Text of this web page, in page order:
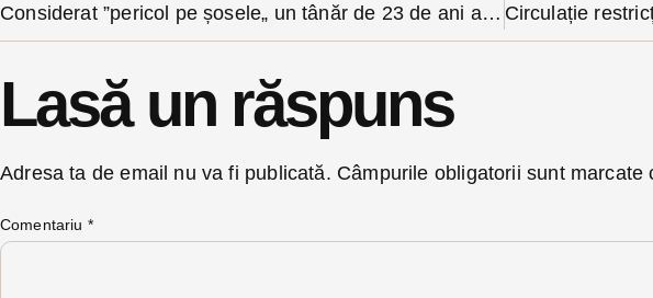
Considerat ”pericol pe șosele„ un tânăr de 23 de ani a fost trimis în arest 30 de zile. Risca însă o pedeapsa lungă
Lasă un răspuns
Adresa ta de email nu va fi publicată. Câmpurile obligatorii sunt marcate
Comentariu *